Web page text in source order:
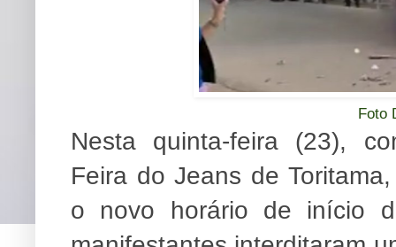
Foto
Nesta quinta-feira (23),
Feira do Jeans de
o novo horário de início